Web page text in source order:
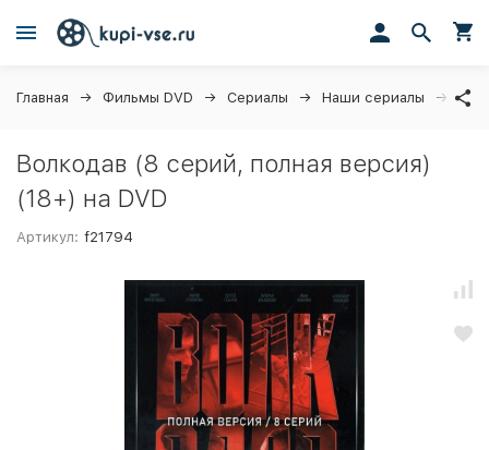
Главная Фильмы DVD Сериалы Наши сериалы
Волкодав (8 серий, полная версия)
(18+) на DVD
Артикул: f21794